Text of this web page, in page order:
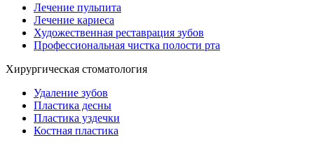
Лечение пульпита
Лечение кариеса
Художественная реставрация зубов
Профессиональная чистка полости рта
Хирургическая стоматология
Удаление зубов
Пластика десны
Пластика уздечки
Костная пластика